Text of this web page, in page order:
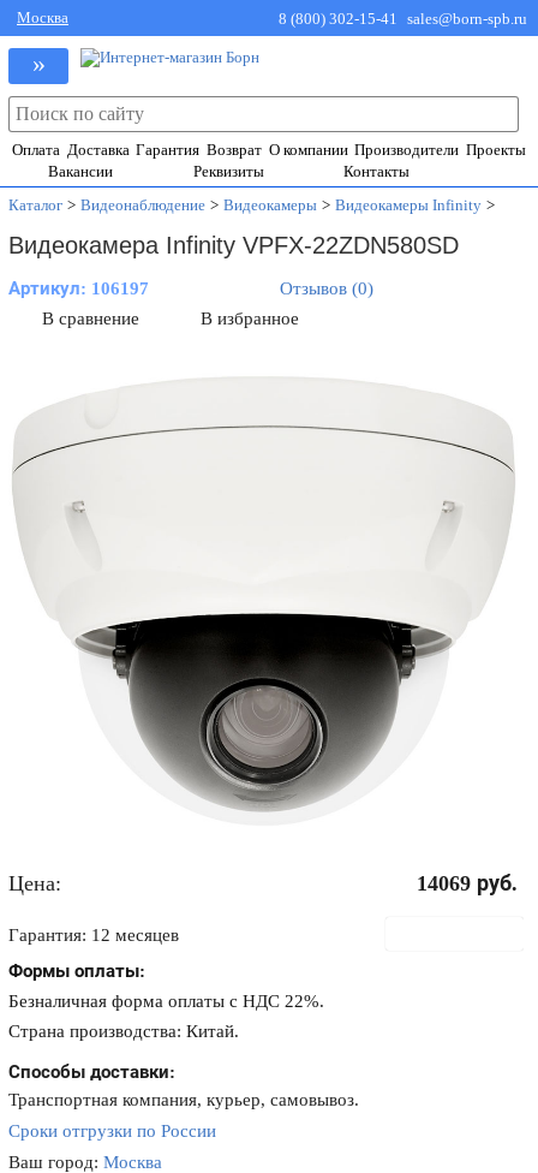
Москва 8 (800) 302-15-41 sales@born-spb.ru
»
Оплата Доставка Гарантия Возврат О компании Производители Проекты
Вакансии
Реквизиты
Контакты
Каталог > Видеонаблюдение > Видеокамеры > Видеокамеры Infinity >
Видеокамера Infinity VPFX-22ZDN580SD
Артикул: 106197
Отзывов (0)
В сравнение
В избранное
Цена: 14069 руб.
Гарантия: 12 месяцев
Формы оплаты:
Безналичная форма оплаты с НДС 22%.
Страна производства: Китай.
Способы доставки:
Транспортная компания, курьер, самовывоз.
Сроки отгрузки по России
Ваш город:Москва